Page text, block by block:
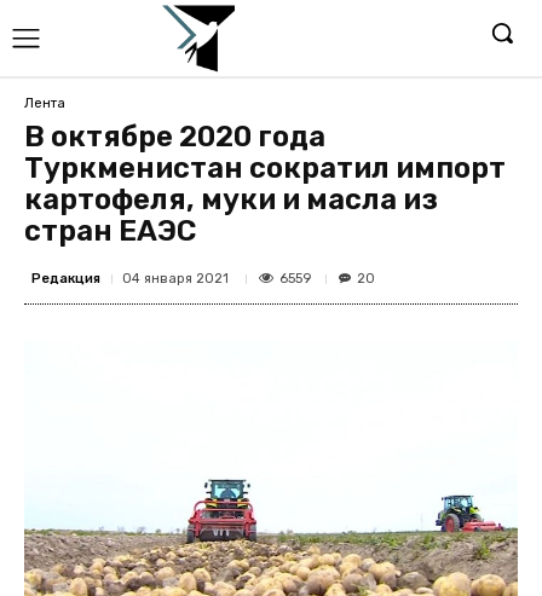
Лента
В октябре 2020 года
Туркменистан сократил импорт
картофеля, муки и масла из
стран ЕАЭС
Редакция 04 января 2021 6559 20